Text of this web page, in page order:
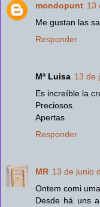
mondopunt 13
Me gustan las
Responder
Mª Luisa 13 de
Es increíble la
Preciosos.
Apertas
Responder
MR 13 de junio
Ontem comi
Desde há uns